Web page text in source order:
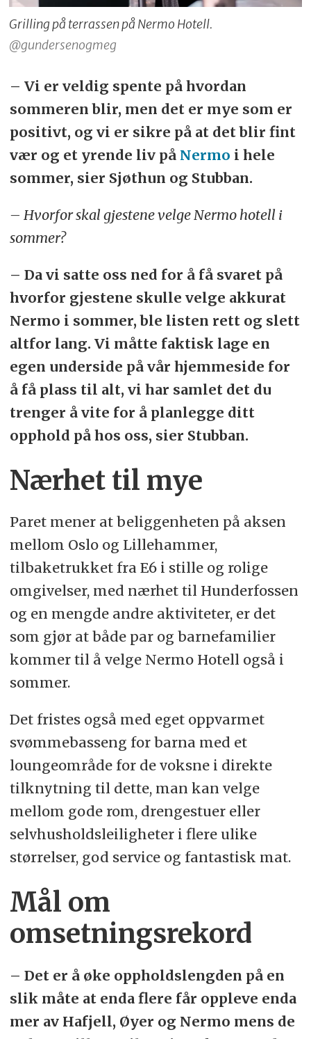
Grilling på terrassen på Nermo Hotell.
@gundersenogmeg
– Vi er veldig spente på hvordan
sommeren blir, men det er mye som er
positivt, og vi er sikre på at det blir fint
vær og et yrende liv på Nermo i hele
sommer, sier Sjøthun og Stubban.
– Hvorfor skal gjestene velge Nermo hotell i
sommer?
– Da vi satte oss ned for å få svaret på
hvorfor gjestene skulle velge akkurat
Nermo i sommer, ble listen rett og slett
altfor lang. Vi måtte faktisk lage en
egen underside på vår hjemmeside for
å få plass til alt, vi har samlet det du
trenger å vite for å planlegge ditt
opphold på hos oss, sier Stubban.
Nærhet til mye
Paret mener at beliggenheten på aksen
mellom Oslo og Lillehammer,
tilbaketrukket fra E6 i stille og rolige
omgivelser, med nærhet til Hunderfossen
og en mengde andre aktiviteter, er det
som gjør at både par og barnefamilier
kommer til å velge Nermo Hotell også i
sommer.
Det fristes også med eget oppvarmet
svømmebasseng for barna med et
loungeområde for de voksne i direkte
tilknytning til dette, man kan velge
mellom gode rom, drengestuer eller
selvhusholdsleiligheter i flere ulike
størrelser, god service og fantastisk mat.
Mål om
omsetningsrekord
– Det er å øke oppholdslengden på en
slik måte at enda flere får oppleve enda
mer av Hafjell, Øyer og Nermo mens de